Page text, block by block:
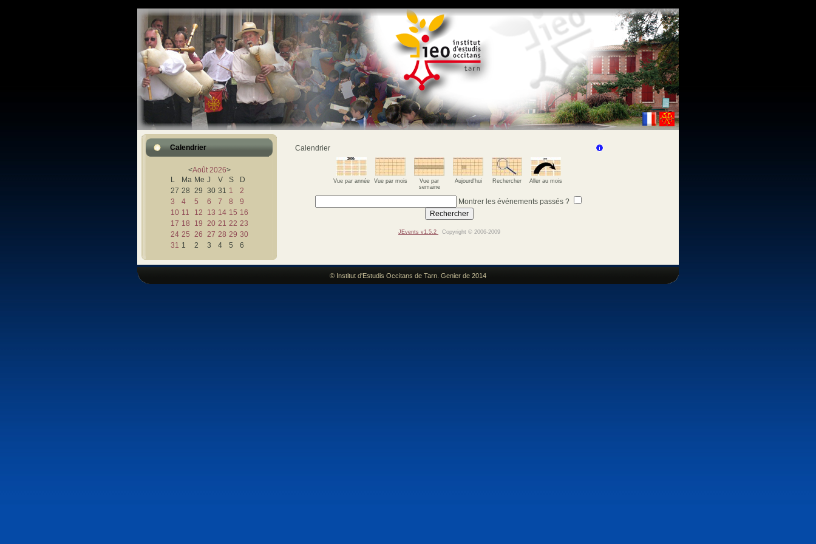
Calendrier
<Août 2026>
L
Ma Me J V S
D
27 28 29 30 31 1
2
3
4 5 6 7 8
9
10 11 12 13 14 15 16
17 18 19 20 21 22 23
24 25 26 27 28 29 30
31 1 2 3 4 5 6
Calendrier
Vue par année Vue par mois
Vue par
semaine
Aujourd'hui Rechercher Aller au mois
Montrer les événements passés ?
JEvents v1.5.2 Copyright © 2006-2009
© Institut d'Estudis Occitans de Tarn. Genier de 2014